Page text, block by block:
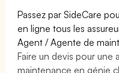
Passez par SideCare
en ligne tous les
Agent / Agente de
Faire un devis pour une
maintenance en génie